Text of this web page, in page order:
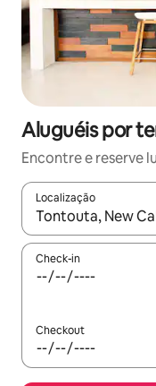
Aluguéis por
Encontre e reserve
Localização
Quando os
Check-in
Checkout